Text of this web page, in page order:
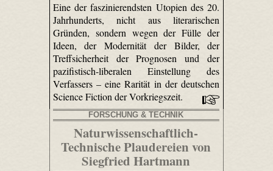
Eine der faszinierendsten Utopien des 20.
Jahrhunderts, nicht aus literarischen
Gründen, sondern wegen der Fülle der
Ideen, der Modernität der Bilder, der
Treffsicherheit der Prognosen und der
pazifistisch-liberalen Einstellung des
Verfassers – eine Rarität in der deutschen
Science Fiction der Vorkriegszeit.
FORSCHUNG & TECHNIK
Naturwissenschaftlich-
Technische Plaudereien von
Siegfried Hartmann